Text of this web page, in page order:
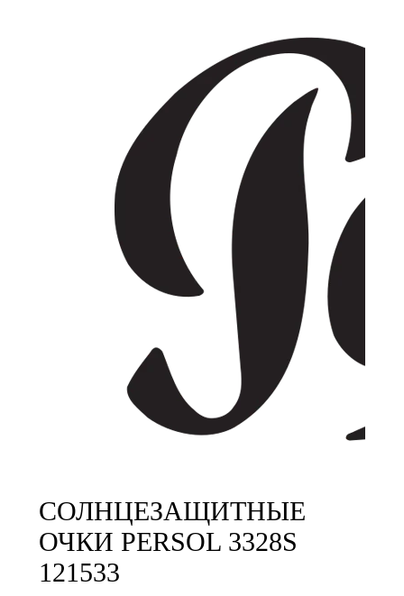
СОЛНЦЕЗАЩИТНЫЕ
ОЧКИ PERSOL 3328S
121533